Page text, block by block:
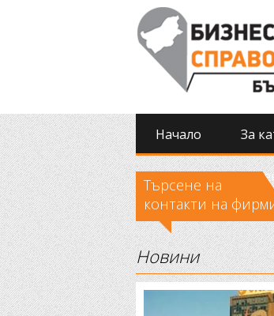
Начало За
Извършиха
Търсене на
контакти на
Новини